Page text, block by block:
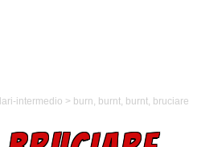
intermedio > burn, burnt, burnt, bruciare